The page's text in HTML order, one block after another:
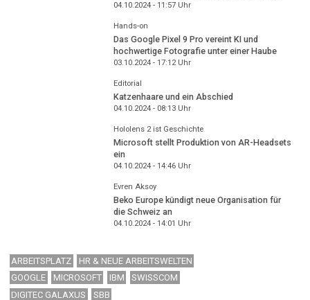
04.10.2024 - 11:57Uhr
Hands-on
Das Google Pixel 9 Pro vereint KI und
hochwertige Fotografie unter einer Haube
03.10.2024 - 17:12Uhr
Editorial
Katzenhaare und ein Abschied
04.10.2024 - 08:13Uhr
Hololens 2 ist Geschichte
Microsoft stellt Produktion von AR-Headsets
ein
04.10.2024 - 14:46Uhr
Evren Aksoy
Beko Europe kündigt neue Organisation für
die Schweiz an
04.10.2024 - 14:01 Uhr
ARBEITSPLATZ
HR & NEUE ARBEITSWELTEN
GOOGLE
MICROSOFT IBM
SWISSCOM
DIGITEC GALAXUS
SBB